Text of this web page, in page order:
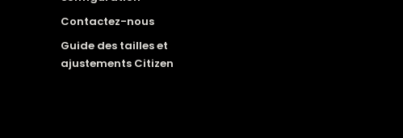
Contactez-nous
Guide des tailles et
ajustements Citizen